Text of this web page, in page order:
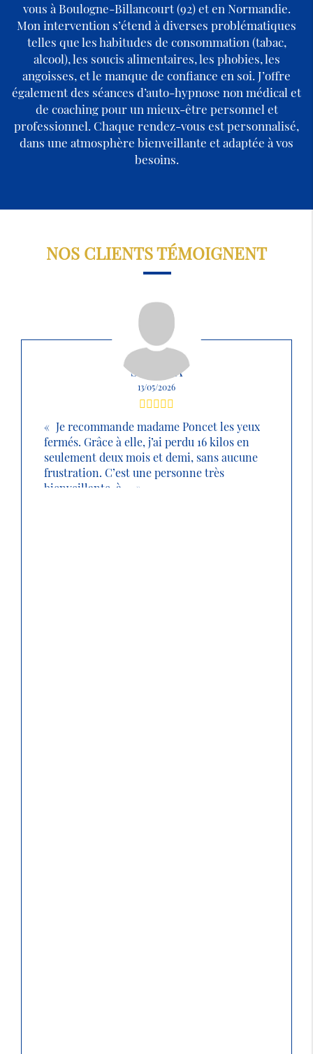
vous à Boulogne-Billancourt (92) et en Normandie.
Mon intervention s’étend à diverses problématiques
telles que les habitudes de consommation (tabac,
alcool), les soucis alimentaires, les phobies, les
angoisses, et le manque de confiance en soi. J’offre
également des séances d’auto-hypnose non médical et
de coaching pour un mieux-être personnel et
professionnel. Chaque rendez-vous est personnalisé,
dans une atmosphère bienveillante et adaptée à vos
besoins.
NOS CLIENTS TÉMOIGNENT
SABRINA
13/05/2026
Je recommande madame Poncet les yeux
fermés. Grâce à elle, j’ai perdu 16 kilos en
seulement deux mois et demi, sans aucune
frustration. C’est une personne très
bienveillante, à ...